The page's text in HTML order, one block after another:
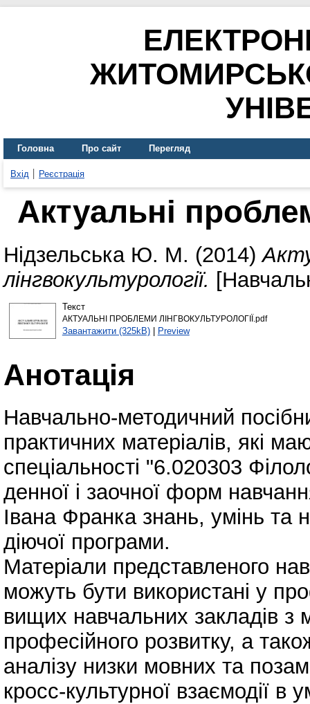
Головна Про сайт Перегляд
Вхід Реєстрація
Актуальні
Нідзельська Ю. М. (2014)
лінгвокультурології.
Текст
АКТУАЛЬНІ ПРОБЛЕМИ ЛІНГВОКУЛЬТУРОЛОГІЇ.pdf
Завантажити (325kB)| Preview
Анотація
Навчально-методичний
практичних матеріалів, які
спеціальності "6.020303
денної і заочної форм
Івана Франка знань, умінь та
діючої програми.
Матеріали представленого
можуть бути використані у
вищих навчальних закладів з
професійного розвитку, а
аналізу низки мовних та
кросс-культурної взаємодії в